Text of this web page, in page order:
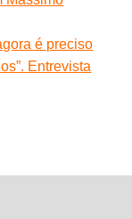
é preciso
Entrevista